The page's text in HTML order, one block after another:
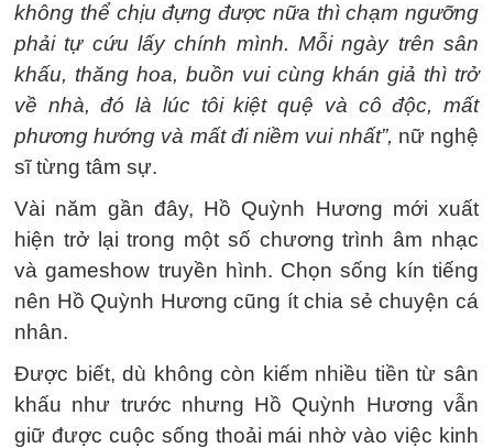
không thể chịu đựng được nữa thì chạm ngưỡng
phải tự cứu lấy chính mình. Mỗi ngày trên sân
khấu, thăng hoa, buồn vui cùng khán giả thì trở
về nhà, đó là lúc tôi kiệt quệ và cô độc, mất
phương hướng và mất đi niềm vui nhất”, nữ nghệ
sĩ từng tâm sự.
Vài năm gần đây, Hồ Quỳnh Hương mới xuất
hiện trở lại trong một số chương trình âm nhạc
và gameshow truyền hình. Chọn sống kín tiếng
nên Hồ Quỳnh Hương cũng ít chia sẻ chuyện cá
nhân.
Được biết, dù không còn kiếm nhiều tiền từ sân
khấu như trước nhưng Hồ Quỳnh Hương vẫn
giữ được cuộc sống thoải mái nhờ vào việc kinh